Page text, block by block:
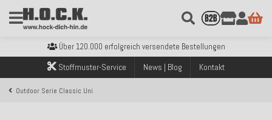
Kostenloser Versand innerhalb Deutschlands ab 99€ Bestellwert
Sicher bezahlen mit Klarna, PayPal & Amazon Pay
Kostenloser Versand innerhalb Deutschlands ab 99€ Bestellwert
Über 120.000 erfolgreich versendete Bestellungen
Sicher bezahlen mit Klarna, PayPal & Amazon Pay
Kostenloser Versand innerhalb Deutschlands ab 99€ Bestellwert
Stoffmuster-Service News | Blog Kontakt
Outdoor Serie Classic Uni